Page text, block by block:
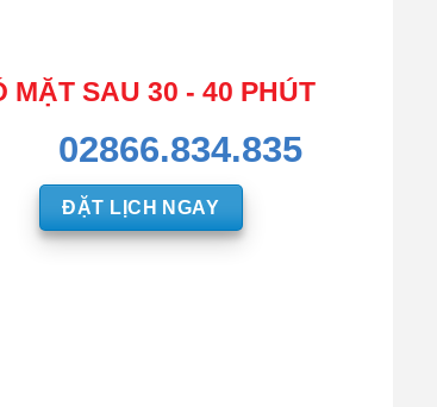
MẶT SAU 30 - 40 PHÚT
02866.834.835
ĐẶT LỊCH NGAY